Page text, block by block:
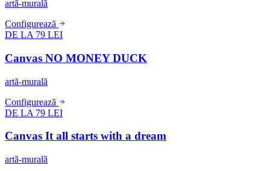
artă-murală
Configurează
DE LA 79 LEI
Canvas NO MONEY DUCK
artă-murală
Configurează
DE LA 79 LEI
Canvas It all starts with a dream
artă-murală